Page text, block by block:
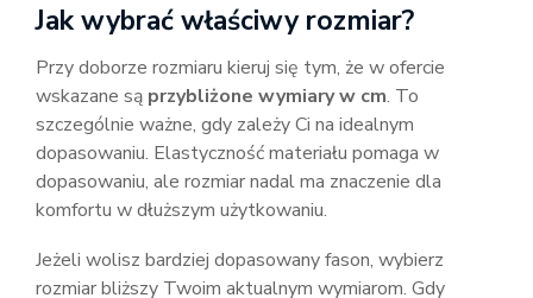
Jak wybrać właściwy rozmiar?
Przy doborze rozmiaru kieruj się tym, że w ofercie
wskazane są przybliżone wymiary w cm. To
szczególnie ważne, gdy zależy Ci na idealnym
dopasowaniu. Elastyczność materiału pomaga w
dopasowaniu, ale rozmiar nadal ma znaczenie dla
komfortu w dłuższym użytkowaniu.
Jeżeli wolisz bardziej dopasowany fason, wybierz
rozmiar bliższy Twoim aktualnym wymiarom. Gdy